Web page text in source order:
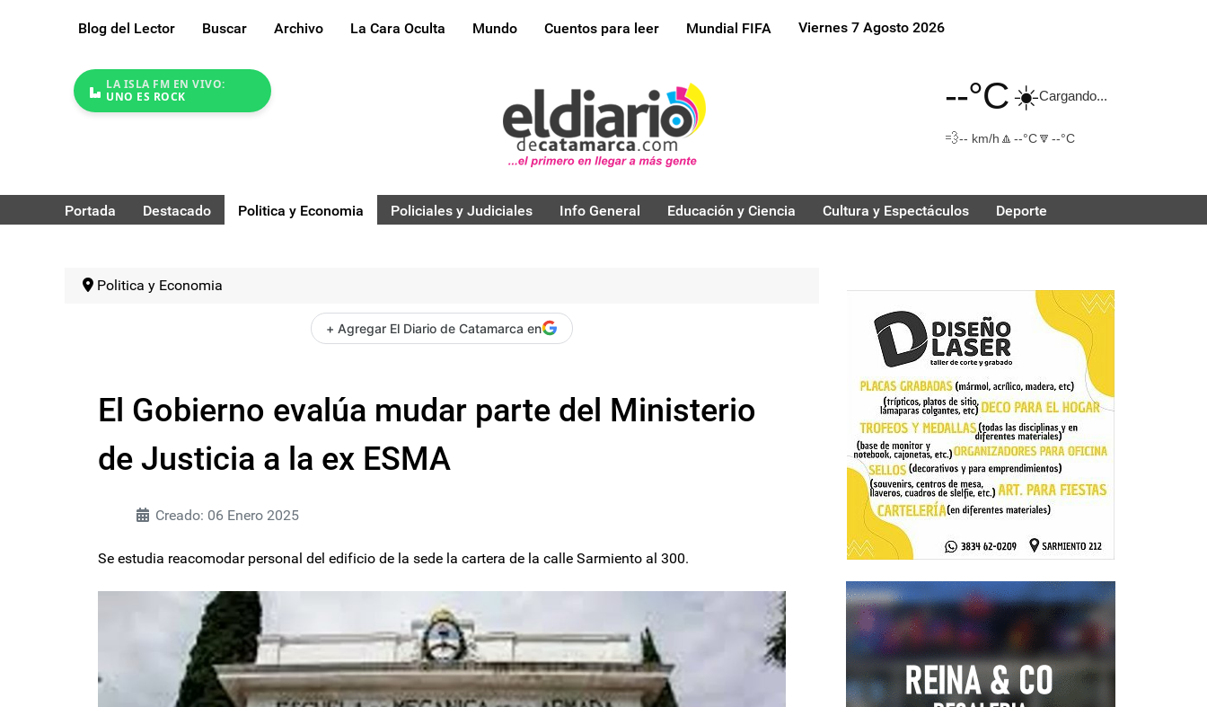
Blog del Lector Buscar Archivo La Cara Oculta Mundo Cuentos para leer Mundial FIFA Viernes 7 Agosto 2026
LA ISLA FM EN VIVO:
UNO ES ROCK
--°C☀️Cargando...
💨-- km/h 🔼 --°C🔽 --°C
Portada Destacado Politica y Economia Policiales y Judiciales Info General Educación y Ciencia Cultura y Espectáculos Deporte
Politica y Economia
+ Agregar El Diario de Catamarca en
El Gobierno evalúa mudar parte del Ministerio
de Justicia a la ex ESMA
Creado: 06 Enero 2025
Se estudia reacomodar personal del edificio de la sede la cartera de la calle Sarmiento al 300.